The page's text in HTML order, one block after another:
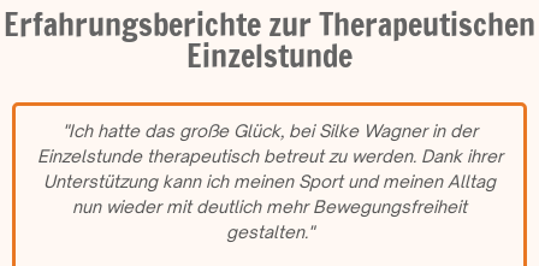
Erfahrungsberichte zur Therapeutischen
Einzelstunde
"Ich hatte das große Glück, bei Silke Wagner in der
Einzelstunde therapeutisch betreut zu werden. Dank ihrer
Unterstützung kann ich meinen Sport und meinen Alltag
nun wieder mit deutlich mehr Bewegungsfreiheit
gestalten."